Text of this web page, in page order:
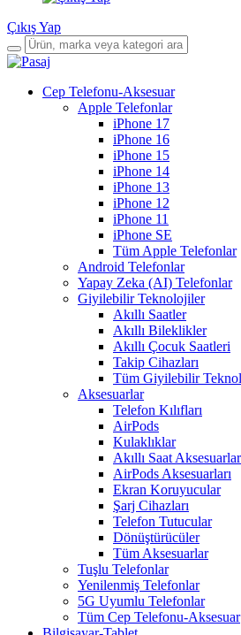
Çıkış Yap
Cep Telefonu-Aksesuar
Apple Telefonlar
iPhone 17
iPhone 16
iPhone 15
iPhone 14
iPhone 13
iPhone 12
iPhone 11
iPhone SE
Tüm Apple Telefonlar
Android Telefonlar
Yapay Zeka (AI) Telefonlar
Giyilebilir Teknolojiler
Akıllı Saatler
Akıllı Bileklikler
Akıllı Çocuk Saatleri
Takip Cihazları
Tüm Giyilebilir
Aksesuarlar
Telefon Kılıfları
AirPods
Kulaklıklar
Akıllı Saat
AirPods Aksesuarları
Ekran Koruyucular
Şarj Cihazları
Telefon Tutucular
Dönüştürücüler
Tüm Aksesuarlar
Tuşlu Telefonlar
Yenilenmiş Telefonlar
5G Uyumlu Telefonlar
Tüm Cep Telefonu-Aksesuar